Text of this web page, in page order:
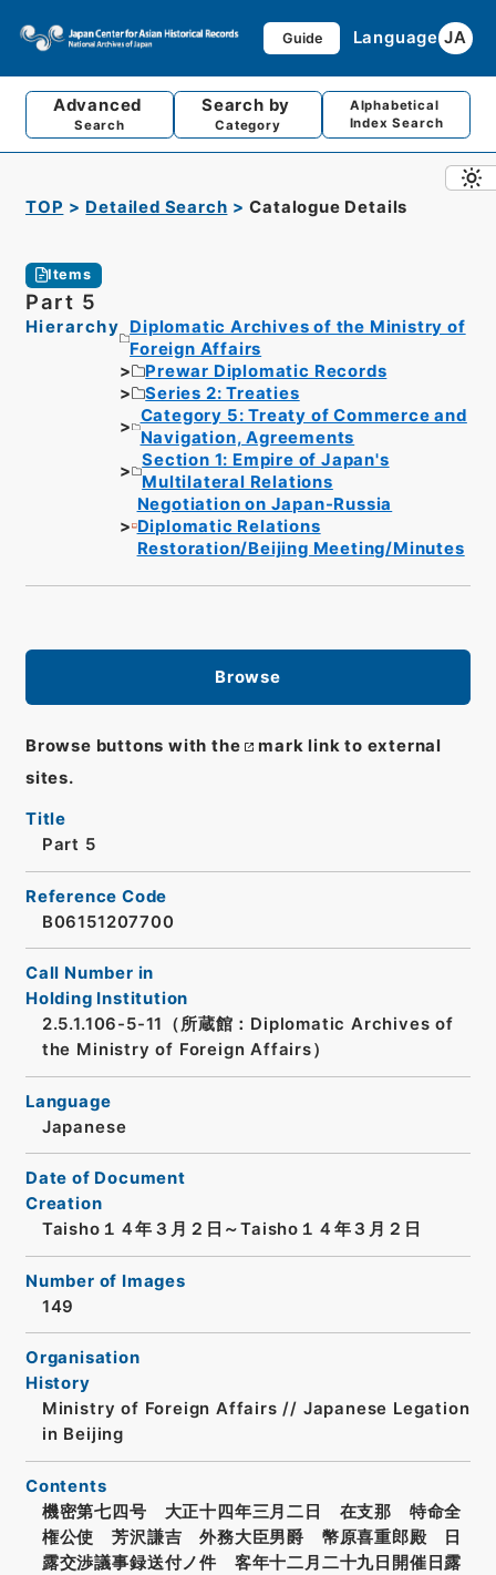
Guide Language JA
Advanced
Search
Search by
Category
Alphabetical
Index Search
TOP Detailed Search Catalogue Details
Items
Part 5
Hierarchy
Diplomatic Archives of the Ministry of
Foreign Affairs
Prewar Diplomatic Records
Series 2: Treaties
Category 5: Treaty of Commerce and
Navigation, Agreements
Section 1: Empire of Japan's
Multilateral Relations
Negotiation on Japan-Russia
Diplomatic Relations
Restoration/Beijing Meeting/Minutes
Browse
Browse buttons with the
mark link to external
sites.
Title
Part 5
Reference Code
B06151207700
Call Number in
Holding Institution
2.5.1.106-5-11（所蔵館：Diplomatic Archives of
the Ministry of Foreign Affairs）
Language
Japanese
Date of Document
Creation
Taisho１４年３月２日～Taisho１４年３月２日
Number of Images
149
Organisation
History
Ministry of Foreign Affairs // Japanese Legation
in Beijing
Contents
機密第七四号 大正十四年三月二日 在支那 特命全
権公使 芳沢謙吉 外務大臣男爵 幣原喜重郎殿 日
露交渉議事録送付ノ件 客年十二月二十九日開催日露